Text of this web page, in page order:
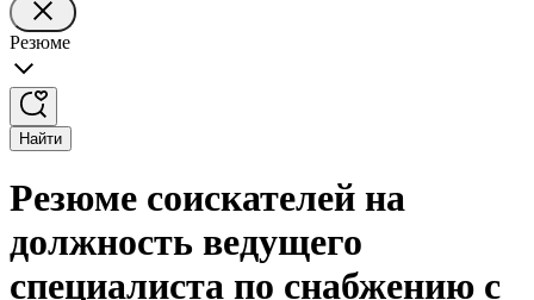
Резюме
Найти
Резюме соискателей на
должность ведущего
специалиста по снабжению с